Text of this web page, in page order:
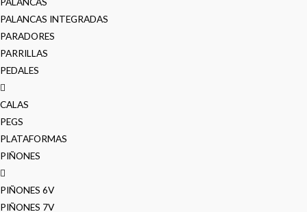
PALANCAS INTEGRADAS
PARADORES
PARRILLAS
PEDALES
CALAS
PEGS
PLATAFORMAS
PIÑONES
PIÑONES 6V
PIÑONES 7V